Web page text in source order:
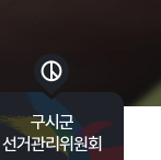
구시군
선거관리위원회
가기 목록 열기